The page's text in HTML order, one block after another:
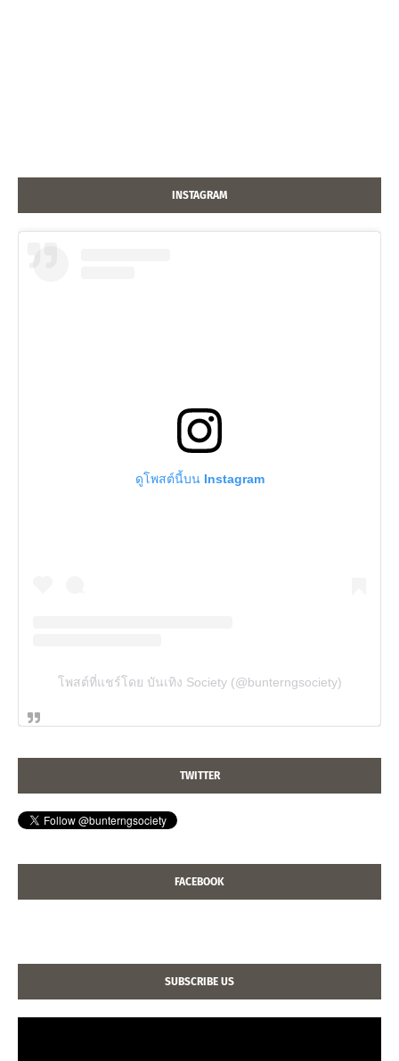
INSTAGRAM
ดูโพสต์นี้บน Instagram
โพสต์ที่แชร์โดย บันเทิง Society (@bunterngsociety)
TWITTER
FACEBOOK
SUBSCRIBE US